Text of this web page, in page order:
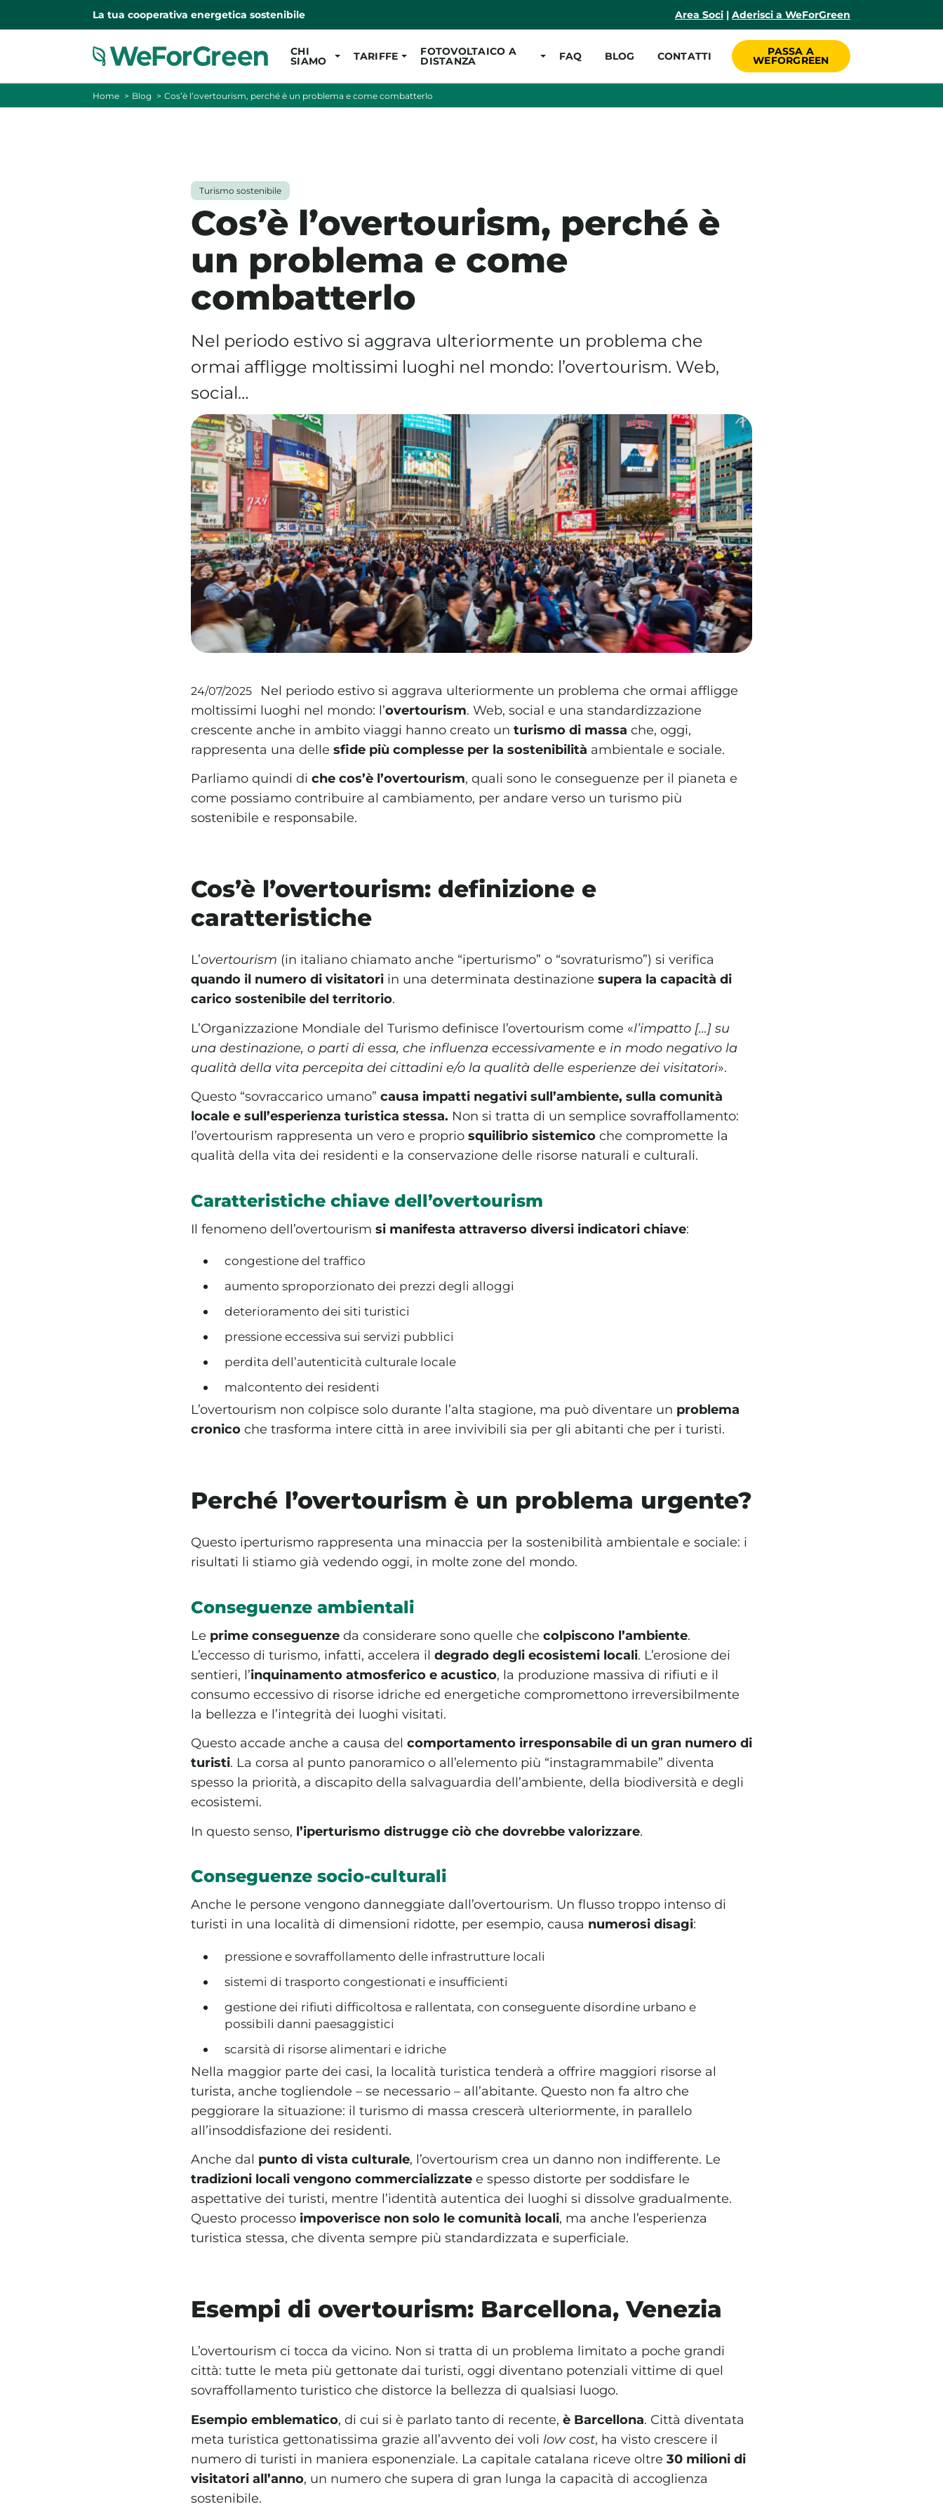
La tua cooperativa energetica sostenibile Area Soci | Aderisci a WeForGreen
CHI
SIAMO TARIFFE FOTOVOLTAICO A
DISTANZA FAQ BLOG CONTATTI
PASSA A
WEFORGREEN
Home Blog Cos’è l’overtourism, perché è un problema e come combatterlo
Turismo sostenibile
Cos’è l’overtourism, perché è
un problema e come
combatterlo
Nel periodo estivo si aggrava ulteriormente un problema che
ormai affligge moltissimi luoghi nel mondo: l’overtourism. Web,
social…
24/07/2025
Nel periodo estivo si aggrava ulteriormente un problema che ormai affligge
moltissimi luoghi nel mondo: l’overtourism. Web, social e una standardizzazione
crescente anche in ambito viaggi hanno creato un turismo di massa che, oggi,
rappresenta una delle sfide più complesse per la sostenibilità ambientale e sociale.
Parliamo quindi di che cos’è l’overtourism, quali sono le conseguenze per il pianeta e
come possiamo contribuire al cambiamento, per andare verso un turismo più
sostenibile e responsabile.
Cos’è l’overtourism: definizione e
caratteristiche
L’overtourism (in italiano chiamato anche “iperturismo” o “sovraturismo”) si verifica
quando il numero di visitatori in una determinata destinazione supera la capacità di
carico sostenibile del territorio.
L’Organizzazione Mondiale del Turismo definisce l’overtourism come «l’impatto […] su
una destinazione, o parti di essa, che influenza eccessivamente e in modo negativo la
qualità della vita percepita dei cittadini e/o la qualità delle esperienze dei visitatori».
Questo “sovraccarico umano” causa impatti negativi sull’ambiente, sulla comunità
locale e sull’esperienza turistica stessa. Non si tratta di un semplice sovraffollamento:
l’overtourism rappresenta un vero e proprio squilibrio sistemico che compromette la
qualità della vita dei residenti e la conservazione delle risorse naturali e culturali.
Caratteristiche chiave dell’overtourism
Il fenomeno dell’overtourism si manifesta attraverso diversi indicatori chiave:
congestione del traffico
aumento sproporzionato dei prezzi degli alloggi
deterioramento dei siti turistici
pressione eccessiva sui servizi pubblici
perdita dell’autenticità culturale locale
malcontento dei residenti
L’overtourism non colpisce solo durante l’alta stagione, ma può diventare un problema
cronico che trasforma intere città in aree invivibili sia per gli abitanti che per i turisti.
Perché l’overtourism è un problema urgente?
Questo iperturismo rappresenta una minaccia per la sostenibilità ambientale e sociale: i
risultati li stiamo già vedendo oggi, in molte zone del mondo.
Conseguenze ambientali
Le prime conseguenze da considerare sono quelle che colpiscono l’ambiente.
L’eccesso di turismo, infatti, accelera il degrado degli ecosistemi locali. L’erosione dei
sentieri, l’inquinamento atmosferico e acustico, la produzione massiva di rifiuti e il
consumo eccessivo di risorse idriche ed energetiche compromettono irreversibilmente
la bellezza e l’integrità dei luoghi visitati.
Questo accade anche a causa del comportamento irresponsabile di un gran numero di
turisti. La corsa al punto panoramico o all’elemento più “instagrammabile” diventa
spesso la priorità, a discapito della salvaguardia dell’ambiente, della biodiversità e degli
ecosistemi.
In questo senso, l’iperturismo distrugge ciò che dovrebbe valorizzare.
Conseguenze socio-culturali
Anche le persone vengono danneggiate dall’overtourism. Un flusso troppo intenso di
turisti in una località di dimensioni ridotte, per esempio, causa numerosi disagi:
pressione e sovraffollamento delle infrastrutture locali
sistemi di trasporto congestionati e insufficienti
gestione dei rifiuti difficoltosa e rallentata, con conseguente disordine urbano e
possibili danni paesaggistici
scarsità di risorse alimentari e idriche
Nella maggior parte dei casi, la località turistica tenderà a offrire maggiori risorse al
turista, anche togliendole – se necessario – all’abitante. Questo non fa altro che
peggiorare la situazione: il turismo di massa crescerà ulteriormente, in parallelo
all’insoddisfazione dei residenti.
Anche dal punto di vista culturale, l’overtourism crea un danno non indifferente. Le
tradizioni locali vengono commercializzate e spesso distorte per soddisfare le
aspettative dei turisti, mentre l’identità autentica dei luoghi si dissolve gradualmente.
Questo processo impoverisce non solo le comunità locali, ma anche l’esperienza
turistica stessa, che diventa sempre più standardizzata e superficiale.
Esempi di overtourism: Barcellona, Venezia
L’overtourism ci tocca da vicino. Non si tratta di un problema limitato a poche grandi
città: tutte le meta più gettonate dai turisti, oggi diventano potenziali vittime di quel
sovraffollamento turistico che distorce la bellezza di qualsiasi luogo.
Esempio emblematico, di cui si è parlato tanto di recente, è Barcellona. Città diventata
meta turistica gettonatissima grazie all’avvento dei voli low cost, ha visto crescere il
numero di turisti in maniera esponenziale. La capitale catalana riceve oltre 30 milioni di
visitatori all’anno, un numero che supera di gran lunga la capacità di accoglienza
sostenibile.